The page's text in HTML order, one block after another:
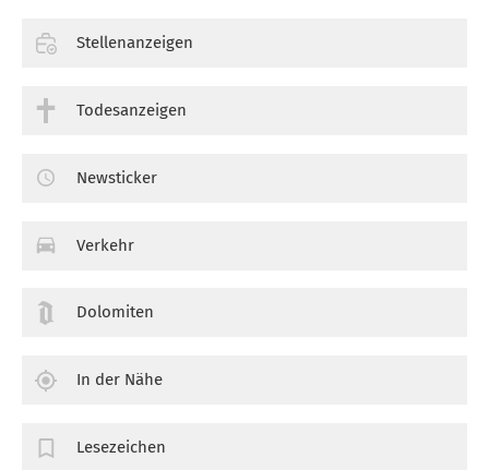
Stellenanzeigen
Todesanzeigen
Newsticker
Verkehr
Dolomiten
In der Nähe
Lesezeichen